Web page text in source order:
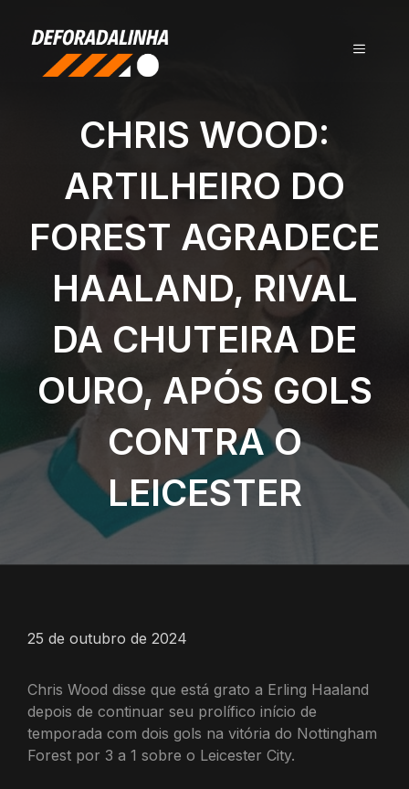
conteúdo
MENU
CHRIS WOOD:
ARTILHEIRO DO
FOREST AGRADECE
HAALAND, RIVAL
DA CHUTEIRA DE
OURO, APÓS GOLS
CONTRA O
LEICESTER
25 de outubro de 2024
Chris Wood disse que está grato a Erling Haaland
depois de continuar seu prolífico início de
temporada com dois gols na vitória do Nottingham
Forest por 3 a 1 sobre o Leicester City.